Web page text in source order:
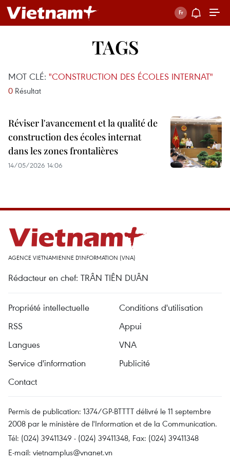
TAGS
MOT CLÉ: "CONSTRUCTION DES ÉCOLES INTERNAT"
0 Résultat
Réviser l'avancement et la qualité de
construction des écoles internat
dans les zones frontalières
14/05/2026 14:06
AGENCE VIETNAMIENNE D'INFORMATION (VNA)
Rédacteur en chef: TRÂN TIÊN DUÂN
Propriété intellectuelle
Conditions d'utilisation
RSS
Appui
Langues
VNA
Service d'information
Publicité
Contact
Permis de publication: 1374/GP-BTTTT délivré le 11 septembre
2008 par le ministère de l'Information et de la Communication.
Tél: (024) 39411349 - (024) 39411348, Fax: (024) 39411348
E-mail: vietnamplus@vnanet.vn